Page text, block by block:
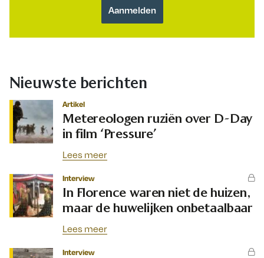
Nieuwste berichten
Artikel
Metereologen ruziën over D-Day
in film ‘Pressure’
Lees meer
Interview
In Florence waren niet de huizen,
maar de huwelijken onbetaalbaar
Lees meer
Interview